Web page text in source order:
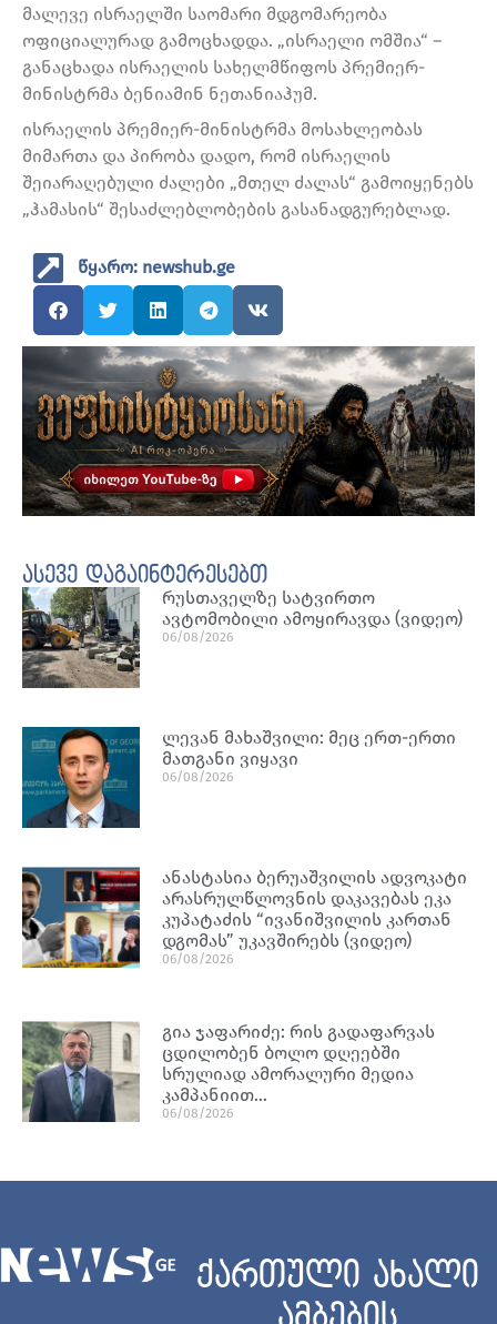
მალევე ისრაელში საომარი მდგომარეობა
ოფიციალურად გამოცხადდა. „ისრაელი ომშია“ –
განაცხადა ისრაელის სახელმწიფოს პრემიერ-
მინისტრმა ბენიამინ ნეთანიაჰუმ.
ისრაელის პრემიერ-მინისტრმა მოსახლეობას
მიმართა და პირობა დადო, რომ ისრაელის
შეიარაღებული ძალები „მთელ ძალას“ გამოიყენებს
„ჰამასის“ შესაძლებლობების გასანადგურებლად.
წყარო: newshub.ge
ასევე დაგაინტერესებთ
რუსთაველზე სატვირთო
ავტომობილი ამოყირავდა (ვიდეო)
06/08/2026
ლევან მახაშვილი: მეც ერთ-ერთი
მათგანი ვიყავი
06/08/2026
ანასტასია ბერუაშვილის ადვოკატი
არასრულწლოვნის დაკავებას ეკა
კუპატაძის “ივანიშვილის კართან
დგომას” უკავშირებს (ვიდეო)
06/08/2026
გია ჯაფარიძე: რის გადაფარვას
ცდილობენ ბოლო დღეებში
სრულიად ამორალური მედია
კამპანიით…
06/08/2026
ქართული ახალი